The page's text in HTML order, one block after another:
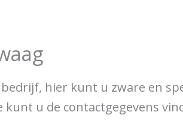
hier kunt u zware en
kunt u de contactgegevens